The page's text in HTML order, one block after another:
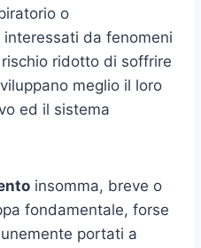
o
da fenomeni
ridotto di soffrire
meglio il loro
ed il sistema
insomma, breve o
fondamentale, forse
portati a